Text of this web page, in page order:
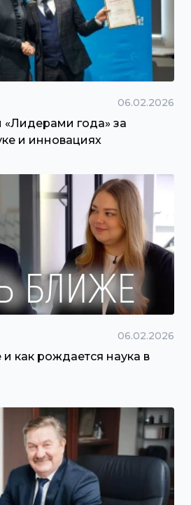
06.02.2026
«Лидерами года» за
и инновациях
06.02.2026
и как рождается наука в